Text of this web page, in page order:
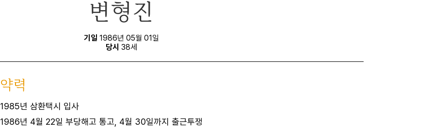
변형진
기일 1986년 05월 01일
당시 38세
약력
1985년 삼환택시 입사
1986년 4월 22일 부당해고 통고, 4월 30일까지 출근투쟁